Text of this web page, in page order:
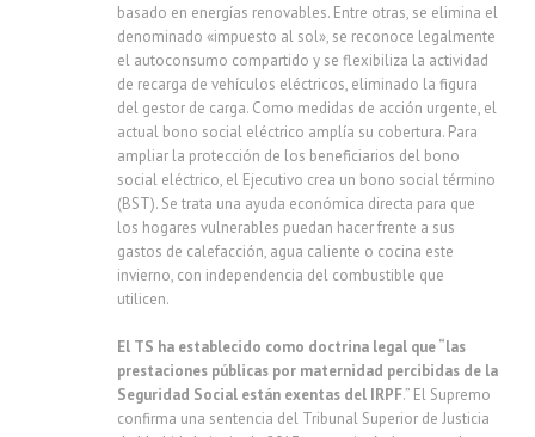
basado en energías renovables. Entre otras, se elimina el
denominado «impuesto al sol», se reconoce legalmente
el autoconsumo compartido y se flexibiliza la actividad
de recarga de vehículos eléctricos, eliminado la figura
del gestor de carga. Como medidas de acción urgente, el
actual bono social eléctrico amplía su cobertura. Para
ampliar la protección de los beneficiarios del bono
social eléctrico, el Ejecutivo crea un bono social término
(BST). Se trata una ayuda económica directa para que
los hogares vulnerables puedan hacer frente a sus
gastos de calefacción, agua caliente o cocina este
invierno, con independencia del combustible que
utilicen.
El TS ha establecido como doctrina legal que “las
prestaciones públicas por maternidad percibidas de la
Seguridad Social están exentas del IRPF.” El Supremo
confirma una sentencia del Tribunal Superior de Justicia